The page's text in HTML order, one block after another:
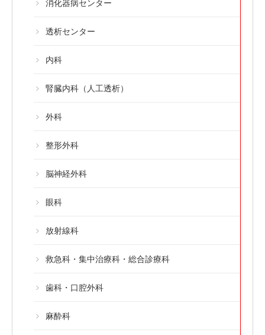
消化器病センター
透析センター
内科
腎臓内科（人工透析）
外科
整形外科
脳神経外科
眼科
放射線科
救急科・集中治療科・総合診療科
歯科・口腔外科
麻酔科